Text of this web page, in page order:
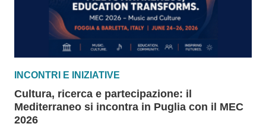
INCONTRI E INIZIATIVE
Cultura, ricerca e partecipazione: il
Mediterraneo si incontra in Puglia con il MEC
2026